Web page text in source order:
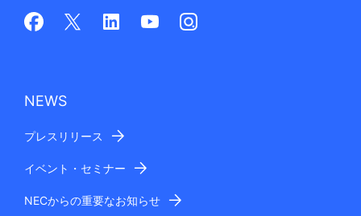
NEWS
プレスリリース
イベント・セミナー
NECからの重要なお知らせ